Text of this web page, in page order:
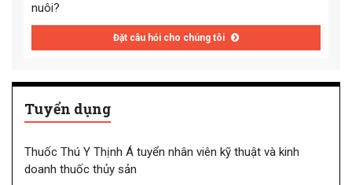
nuôi?
Đặt câu hỏi cho chúng tôi
Tuyển dụng
Thuốc Thú Y Thịnh Á tuyển nhân viên kỹ thuật và kinh
doanh thuốc thủy sản